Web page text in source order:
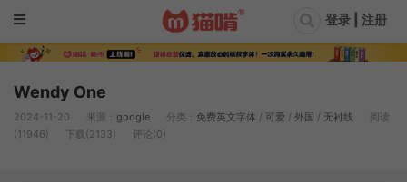
登录 | 注册
Wendy One
2024-11-20 来源： google 分类： 免费英文字体 / 可爱 / 外国 / 无衬线
阅读
(11946)
下载(2133) 评论(0)